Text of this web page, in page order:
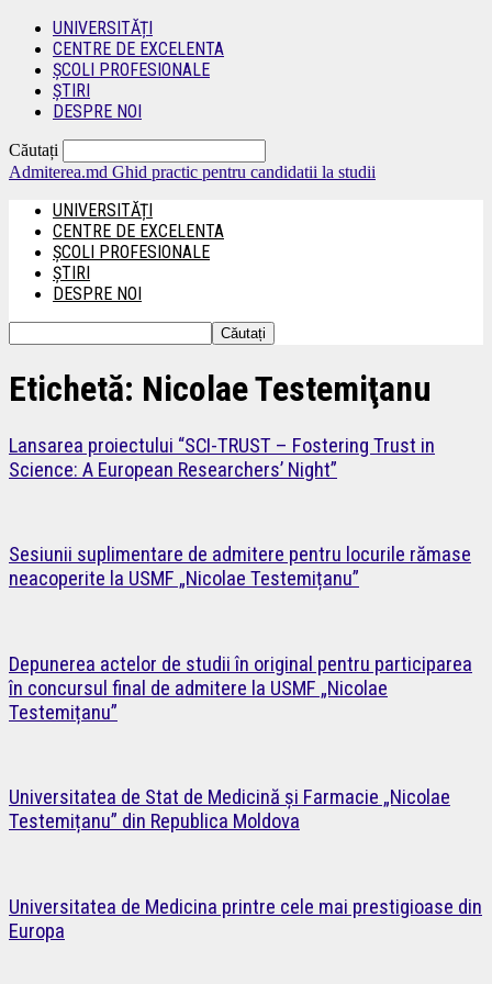
UNIVERSITĂȚI
CENTRE DE EXCELENTA
ȘCOLI PROFESIONALE
ȘTIRI
DESPRE NOI
Căutați
Admiterea.md Ghid practic pentru candidatii la studii
UNIVERSITĂȚI
CENTRE DE EXCELENTA
ȘCOLI PROFESIONALE
ȘTIRI
DESPRE NOI
Etichetă: Nicolae Testemiţanu
Lansarea proiectului “SCI-TRUST – Fostering Trust in
Science: A European Researchers’ Night”
Sesiunii suplimentare de admitere pentru locurile rămase
neacoperite la USMF „Nicolae Testemițanu”
Depunerea actelor de studii în original pentru participarea
în concursul final de admitere la USMF „Nicolae
Testemițanu”
Universitatea de Stat de Medicină și Farmacie „Nicolae
Testemițanu” din Republica Moldova
Universitatea de Medicina printre cele mai prestigioase din
Europa